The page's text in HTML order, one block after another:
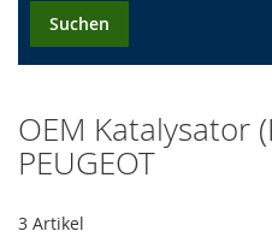
Suchen
OEM Katalysator
PEUGEOT
3 Artikel